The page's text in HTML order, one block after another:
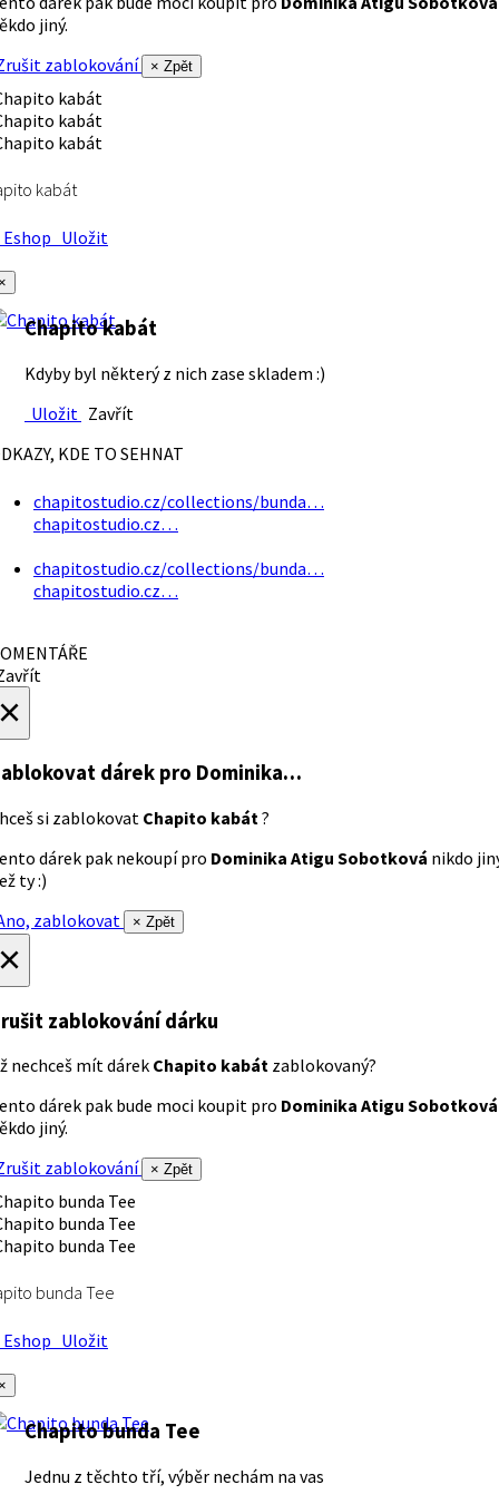
jiný.
zablokování
× Zpět
kabát
Uložit
Chapito kabát
Kdyby byl některý z nich zase skladem :)
Uložit Zavřít
KDE TO SEHNAT
chapitostudio.cz/collections/bunda…
chapitostudio.cz…
chapitostudio.cz/collections/bunda…
chapitostudio.cz…
dárek pro Dominika…
si zablokovat Chapito kabát ?
dárek pak nekoupí pro Dominika Atigu Sobotková nikdo
ty :)
zablokovat
× Zpět
zablokování dárku
nechceš mít dárek Chapito kabát zablokovaný?
dárek pak bude moci koupit pro Dominika Atigu Sobotková
jiný.
zablokování
× Zpět
bunda Tee
Uložit
Chapito bunda Tee
Jednu z těchto tří, výběr nechám na vas